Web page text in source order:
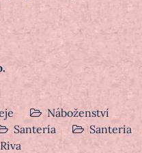
Náboženství
Santería
Santeria